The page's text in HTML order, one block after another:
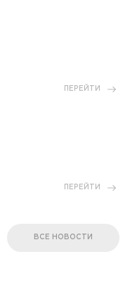
ПЕРЕЙТИ
ПЕРЕЙТИ
ВСЕ НОВОСТИ